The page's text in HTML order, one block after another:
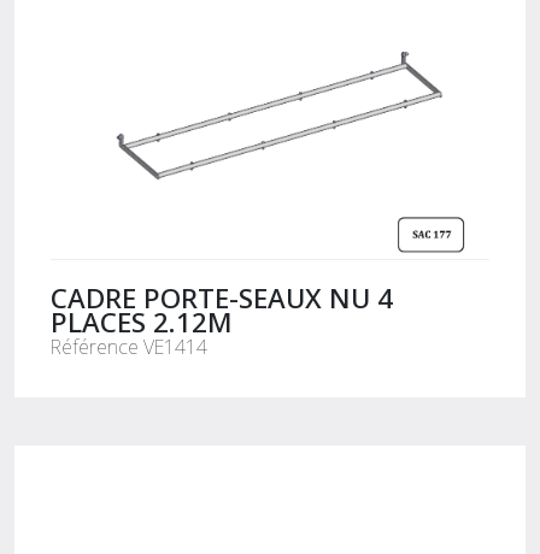
CADRE PORTE-SEAUX NU 4
PLACES 2.12M
Référence VE1414